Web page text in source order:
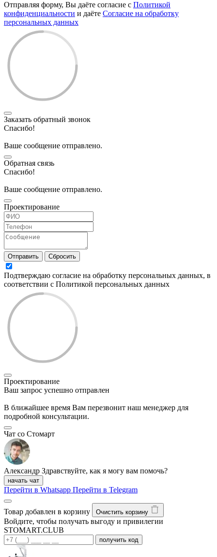
Отправляя форму, Вы даёте согласие с Политикой
конфиденциальности и даёте Согласие на обработку
персональных данных
Заказать обратный звонок
Спасибо!
Ваше сообщение отправлено.
Обратная связь
Спасибо!
Ваше сообщение отправлено.
Проектирование
Отправить Сбросить
Подтверждаю согласие на обработку персональных данных, в
соответствии с Политикой персональных данных
Проектирование
Ваш запрос успешно отправлен
В ближайшее время Вам перезвонит наш менеджер для
подробной консультации.
Чат со Стомарт
Александр Здравствуйте, как я могу вам помочь?
начать чат
Перейти в Whatsapp Перейти в Telegram
Товар добавлен в корзину Очистить корзину
Войдите, чтобы получать выгоду и привилегии
STOMART.CLUB
получить код